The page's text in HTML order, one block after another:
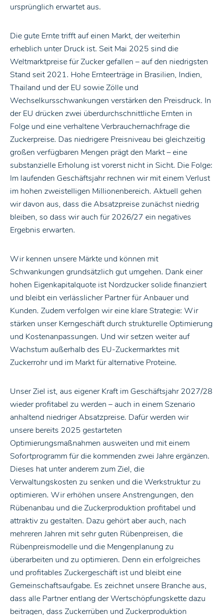
ursprünglich erwartet aus.
Die gute Ernte trifft auf einen Markt, der weiterhin
erheblich unter Druck ist. Seit Mai 2025 sind die
Weltmarktpreise für Zucker gefallen – auf den niedrigsten
Stand seit 2021. Hohe Ernteerträge in Brasilien, Indien,
Thailand und der EU sowie Zölle und
Wechselkursschwankungen verstärken den Preisdruck. In
der EU drücken zwei überdurchschnittliche Ernten in
Folge und eine verhaltene Verbrauchernachfrage die
Zuckerpreise. Das niedrigere Preisniveau bei gleichzeitig
großen verfügbaren Mengen prägt den Markt – eine
substanzielle Erholung ist vorerst nicht in Sicht. Die Folge:
Im laufenden Geschäftsjahr rechnen wir mit einem Verlust
im hohen zweistelligen Millionenbereich. Aktuell gehen
wir davon aus, dass die Absatzpreise zunächst niedrig
bleiben, so dass wir auch für 2026/27 ein negatives
Ergebnis erwarten.
Wir kennen unsere Märkte und können mit
Schwankungen grundsätzlich gut umgehen. Dank einer
hohen Eigenkapitalquote ist Nordzucker solide finanziert
und bleibt ein verlässlicher Partner für Anbauer und
Kunden. Zudem verfolgen wir eine klare Strategie: Wir
stärken unser Kerngeschäft durch strukturelle Optimierung
und Kostenanpassungen. Und wir setzen weiter auf
Wachstum außerhalb des EU-Zuckermarktes mit
Zuckerrohr und im Markt für alternative Proteine.
Unser Ziel ist, aus eigener Kraft im Geschäftsjahr 2027/28
wieder profitabel zu werden – auch in einem Szenario
anhaltend niedriger Absatzpreise. Dafür werden wir
unsere bereits 2025 gestarteten
Optimierungsmaßnahmen ausweiten und mit einem
Sofortprogramm für die kommenden zwei Jahre ergänzen.
Dieses hat unter anderem zum Ziel, die
Verwaltungskosten zu senken und die Werkstruktur zu
optimieren. Wir erhöhen unsere Anstrengungen, den
Rübenanbau und die Zuckerproduktion profitabel und
attraktiv zu gestalten. Dazu gehört aber auch, nach
mehreren Jahren mit sehr guten Rübenpreisen, die
Rübenpreismodelle und die Mengenplanung zu
überarbeiten und zu optimieren. Denn ein erfolgreiches
und profitables Zuckergeschäft ist und bleibt eine
Gemeinschaftsaufgabe. Es zeichnet unsere Branche aus,
dass alle Partner entlang der Wertschöpfungskette dazu
beitragen, dass Zuckerrüben und Zuckerproduktion